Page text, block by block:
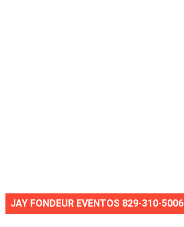
JAY FONDEUR EVENTOS 829-310-5006